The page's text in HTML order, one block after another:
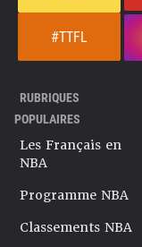
#TTFL
RUBRIQUES
POPULAIRES
Les Français en
NBA
Programme NBA
Classements NBA